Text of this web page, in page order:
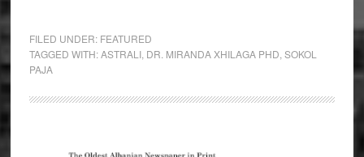
FILED UNDER: FEATURED
TAGGED WITH:ASTRALI, DR. MIRANDA XHILAGA PHD SOKOL
PAJA